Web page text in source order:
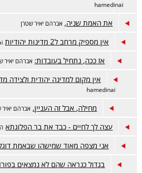
hamedinai
את האמת שניה, אברהם יאיר שטרן
אין מספיק מרחב ל2 מדינות יהודיות
אז ככה, נתחיל בעובדות: אברהם יאיר
אין מקום למדינה יהודית ולצידה
hamedinai
מחילה, אבל זה העניין. אברהם יאיר
עצה לך לחיים - כבד את בר הפלוגתא
אני מצפה מאוד שמישהו שבאמת
בגדול כנראה שהם לא נמצאים